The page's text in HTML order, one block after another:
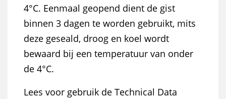
4°C. Eenmaal geopend dient de gist
binnen 3 dagen te worden gebruikt, mits
deze geseald, droog en koel wordt
bewaard bij een temperatuur van onder
de 4°C.
Lees voor gebruik de Technical Data